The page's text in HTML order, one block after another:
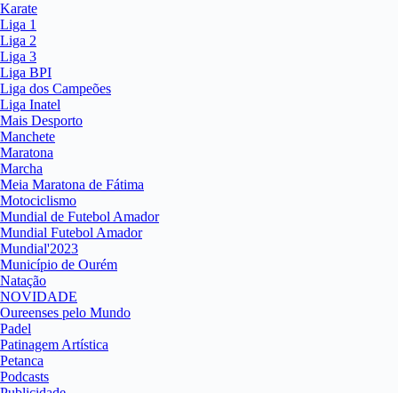
Karate
Liga 1
Liga 2
Liga 3
Liga BPI
Liga dos Campeões
Liga Inatel
Mais Desporto
Manchete
Maratona
Marcha
Meia Maratona de Fátima
Motociclismo
Mundial de Futebol Amador
Mundial Futebol Amador
Mundial'2023
Município de Ourém
Natação
NOVIDADE
Oureenses pelo Mundo
Padel
Patinagem Artística
Petanca
Podcasts